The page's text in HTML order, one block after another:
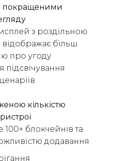
покращеними
з роздільною
відображає більш
про угоду
підсвічування
кількістю
блокчейнів та
додавання